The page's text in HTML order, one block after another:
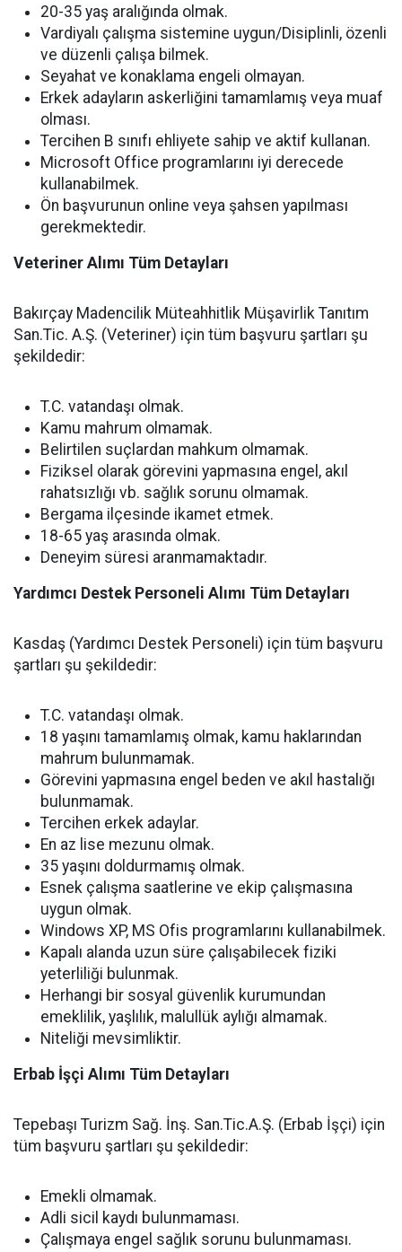
20-35 yaş aralığında olmak.
Vardiyalı çalışma sistemine uygun/Disiplinli, özenli
ve düzenli çalışa bilmek.
Seyahat ve konaklama engeli olmayan.
Erkek adayların askerliğini tamamlamış veya muaf
olması.
Tercihen B sınıfı ehliyete sahip ve aktif kullanan.
Microsoft Office programlarını iyi derecede
kullanabilmek.
Ön başvurunun online veya şahsen yapılması
gerekmektedir.
Veteriner Alımı Tüm Detayları
Bakırçay Madencilik Müteahhitlik Müşavirlik Tanıtım
San.Tic. A.Ş. (Veteriner) için tüm başvuru şartları şu
şekildedir:
T.C. vatandaşı olmak.
Kamu mahrum olmamak.
Belirtilen suçlardan mahkum olmamak.
Fiziksel olarak görevini yapmasına engel, akıl
rahatsızlığı vb. sağlık sorunu olmamak.
Bergama ilçesinde ikamet etmek.
18-65 yaş arasında olmak.
Deneyim süresi aranmamaktadır.
Yardımcı Destek Personeli Alımı Tüm Detayları
Kasdaş (Yardımcı Destek Personeli) için tüm başvuru
şartları şu şekildedir:
T.C. vatandaşı olmak.
18 yaşını tamamlamış olmak, kamu haklarından
mahrum bulunmamak.
Görevini yapmasına engel beden ve akıl hastalığı
bulunmamak.
Tercihen erkek adaylar.
En az lise mezunu olmak.
35 yaşını doldurmamış olmak.
Esnek çalışma saatlerine ve ekip çalışmasına
uygun olmak.
Windows XP, MS Ofis programlarını kullanabilmek.
Kapalı alanda uzun süre çalışabilecek fiziki
yeterliliği bulunmak.
Herhangi bir sosyal güvenlik kurumundan
emeklilik, yaşlılık, malullük aylığı almamak.
Niteliği mevsimliktir.
Erbab İşçi Alımı Tüm Detayları
Tepebaşı Turizm Sağ. İnş. San.Tic.A.Ş. (Erbab İşçi) için
tüm başvuru şartları şu şekildedir:
Emekli olmamak.
Adli sicil kaydı bulunmaması.
Çalışmaya engel sağlık sorunu bulunmaması.